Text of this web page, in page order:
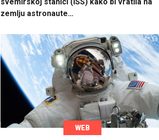
zemlju astronaute…
WEB